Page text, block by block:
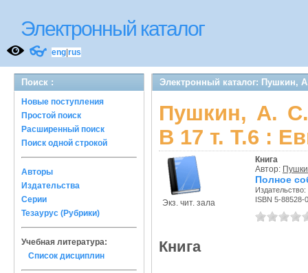
Электронный каталог
👓 eng rus
Поиск :
Новые поступления
Простой поиск
Расширенный поиск
Поиск одной строкой
Авторы
Издательства
Серии
Тезаурус (Рубрики)
Учебная литература:
Список дисциплин
Электронный каталог: Пушкин,
Пушкин, А.
В 17 т. Т.6 :
Экз. чит. зала
Книга
Автор:
Полное
Издательство:
ISBN 5-88528-
Книга